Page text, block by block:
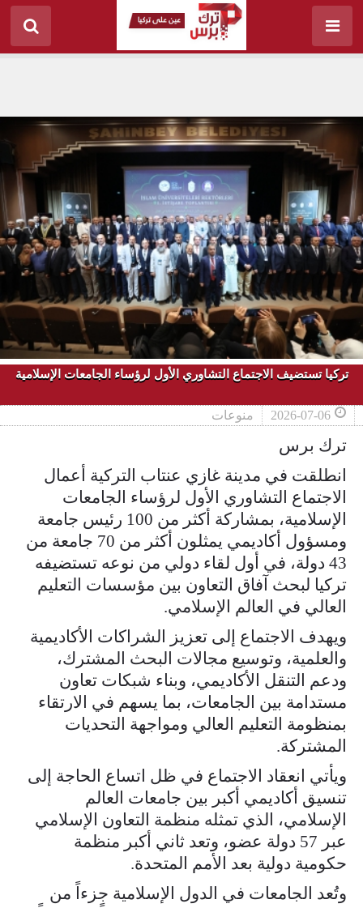
تركيا تستضيف الاجتماع التشاوري الأول لرؤساء الجامعات الإسلامية
2026-07-06 منوعات
ترك برس
انطلقت في مدينة غازي عنتاب التركية أعمال
الاجتماع التشاوري الأول لرؤساء الجامعات
الإسلامية، بمشاركة أكثر من 100 رئيس جامعة
ومسؤول أكاديمي يمثلون أكثر من 70 جامعة من
43 دولة، في أول لقاء دولي من نوعه تستضيفه
تركيا لبحث آفاق التعاون بين مؤسسات التعليم
العالي في العالم الإسلامي.
ويهدف الاجتماع إلى تعزيز الشراكات الأكاديمية
والعلمية، وتوسيع مجالات البحث المشترك،
ودعم التنقل الأكاديمي، وبناء شبكات تعاون
مستدامة بين الجامعات، بما يسهم في الارتقاء
بمنظومة التعليم العالي ومواجهة التحديات
المشتركة.
ويأتي انعقاد الاجتماع في ظل اتساع الحاجة إلى
تنسيق أكاديمي أكبر بين جامعات العالم
الإسلامي، الذي تمثله منظمة التعاون الإسلامي
عبر 57 دولة عضو، وتعد ثاني أكبر منظمة
حكومية دولية بعد الأمم المتحدة.
وتُعد الجامعات في الدول الإسلامية جزءاً من